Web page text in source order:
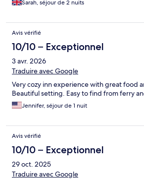
Sarah, séjour de 2 nuits
Avis vérifié
10/10 – Exceptionnel
3 avr. 2026
Traduire avec Google
Very cozy inn experience with great food
Beautiful setting. Easy to find from ferry
Jennifer, séjour de 1 nuit
Avis vérifié
10/10 – Exceptionnel
29 oct. 2025
Traduire avec Google